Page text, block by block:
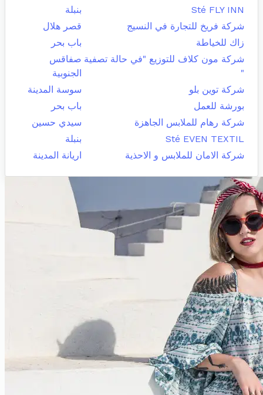
Sté FLY INN
بنبلة
شركة فريخ للتجارة في النسيج
قصر هلال
زاك للخياطة
باب بحر
شركة مون كلاف للتوزيع "في حالة تصفية
"
صفاقس
الجنوبية
شركة توين بلو
سوسة المدينة
بورشة للعمل
باب بحر
شركة رهام للملابس الجاهزة
سيدي حسين
Sté EVEN TEXTIL
بنبلة
شركة الامان للملابس و الاحذية
اريانة المدينة